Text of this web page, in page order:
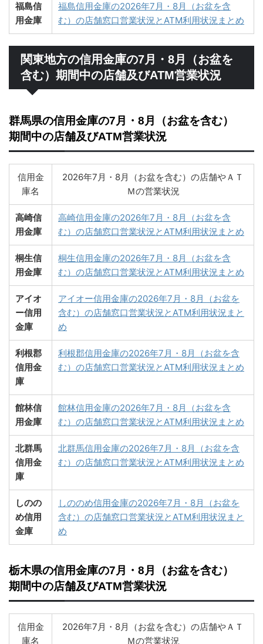
福島信
用金庫
福島信用金庫の2026年7月・8月（お盆を含
む）の店舗窓口営業状況とATM利用状況まとめ
関東地方の信用金庫の7月・8月（お盆を
含む）期間中の店舗及びATM営業状況
群馬県の信用金庫の7月・8月（お盆を含む）
期間中の店舗及びATM営業状況
信用金
庫名
2026年7月・8月（お盆を含む）の店舗やＡＴ
Ｍの営業状況
高崎信
用金庫
高崎信用金庫の2026年7月・8月（お盆を含
む）の店舗窓口営業状況とATM利用状況まとめ
桐生信
用金庫
桐生信用金庫の2026年7月・8月（お盆を含
む）の店舗窓口営業状況とATM利用状況まとめ
アイオ
ー信用
金庫
アイオー信用金庫の2026年7月・8月（お盆を
含む）の店舗窓口営業状況とATM利用状況まと
め
利根郡
信用金
庫
利根郡信用金庫の2026年7月・8月（お盆を含
む）の店舗窓口営業状況とATM利用状況まとめ
館林信
用金庫
館林信用金庫の2026年7月・8月（お盆を含
む）の店舗窓口営業状況とATM利用状況まとめ
北群馬
信用金
庫
北群馬信用金庫の2026年7月・8月（お盆を含
む）の店舗窓口営業状況とATM利用状況まとめ
しのの
め信用
金庫
しののめ信用金庫の2026年7月・8月（お盆を
含む）の店舗窓口営業状況とATM利用状況まと
め
栃木県の信用金庫の7月・8月（お盆を含む）
期間中の店舗及びATM営業状況
信用金
庫名
2026年7月・8月（お盆を含む）の店舗やＡＴ
Ｍの営業状況